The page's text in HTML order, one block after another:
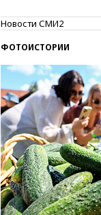
Новости СМИ2
ФОТОИСТОРИИ